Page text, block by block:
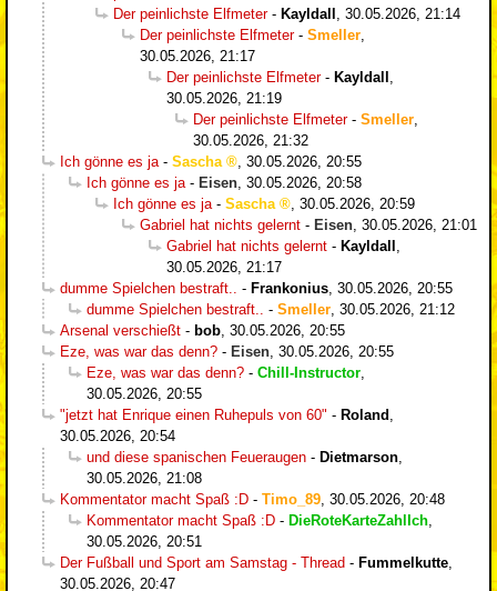
Der peinlichste Elfmeter- Kayldall
30.05.2026, 21:14
Der peinlichste Elfmeter- Smeller
30.05.2026, 21:17
Der peinlichste Elfmeter- Kayldall
30.05.2026, 21:19
Der peinlichste Elfmeter- Smeller
30.05.2026, 21:32
Ich gönne es ja - Sascha
30.05.2026, 20:55
Ich gönne es ja - Eisen 30.05.2026, 20:58
Ich gönne es ja - Sascha
30.05.2026, 20:59
Gabriel hat nichts gelernt - Eisen 30.05.2026, 21:01
Gabriel hat nichts gelernt - Kayldall
30.05.2026, 21:17
dumme Spielchen bestraft..
- Frankonius 30.05.2026, 20:55
dumme Spielchen bestraft..
- Smeller 30.05.2026, 21:12
Arsenal verschießt - bob 30.05.2026, 20:55
Eze, was war das denn? - Eisen 30.05.2026, 20:55
Eze, was war das denn? - Chill-Instructor
30.05.2026, 20:55
"jetzt hat Enrique einen Ruhepuls von 60" - Roland
30.05.2026, 20:54
und diese spanischen Feueraugen - Dietmarson
30.05.2026, 21:08
Kommentator macht Spaß :D - Timo_89 30.05.2026, 20:48
Kommentator macht Spaß :D - DieRoteKarteZahlIch
30.05.2026, 20:51
Der Fußball und Sport am Samstag - Thread - Fummelkutte
30.05.2026, 20:47